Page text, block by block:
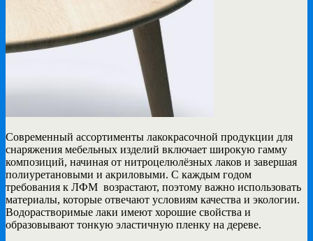
Современный ассортименты лакокрасочной продукции для
снаряжения мебельных изделий включает широкую гамму
композиций, начиная от нитроцелюлёзных лаков и завершая
полиуретановыми и акриловыми. С каждым годом
требования к ЛФМ возрастают, поэтому важно использовать
материалы, которые отвечают условиям качества и экологии.
Водорастворимые лаки имеют хорошие свойства и
образовывают тонкую эластичную пленку на дереве.